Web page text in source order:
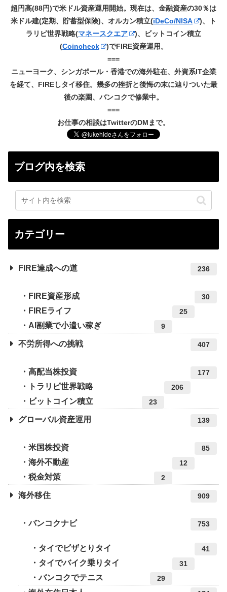
超円高(88円)で米ドル資産運用開始。現在は、金融資産の30％は
米ドル建(定期、貯蓄型保険)、オルカン積立(iDeCo/NISA
)、ト
ラリピ世界戦略(マネースクエア
)、ビットコイン積立
(Coincheck
)でFIRE資産運用。
===
ニューヨーク、シンガポール・香港での海外駐在、外資系IT企業
を経て、FIREしタイ移住。幾多の挫折と後悔の末に辿りついた最
後の楽園、バンコクで修業中。
===
お仕事の相談はTwitterのDMまで。
ブログ内を検索
カテゴリー
FIRE達成への道 236
FIRE資産形成 30
FIREライフ 25
AI副業で小遣い稼ぎ 9
不労所得への挑戦 407
高配当株投資 177
トラリピ世界戦略 206
ビットコイン積立 23
グローバル資産運用 139
米国株投資 85
海外不動産 12
税金対策 2
海外移住 909
バンコクナビ 753
タイでビザとりタイ 41
タイでバイク乗りタイ 31
バンコクでテニス 29